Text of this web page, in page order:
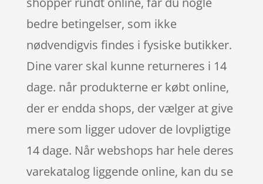
bedre betingelser, som ikke
nødvendigvis findes i fysiske butikker.
Dine varer skal kunne returneres i 14
dage. når produkterne er købt online,
der er endda shops, der vælger at give
mere som ligger udover de lovpligtige
14 dage. Når webshops har hele deres
varekatalog liggende online, kan du se